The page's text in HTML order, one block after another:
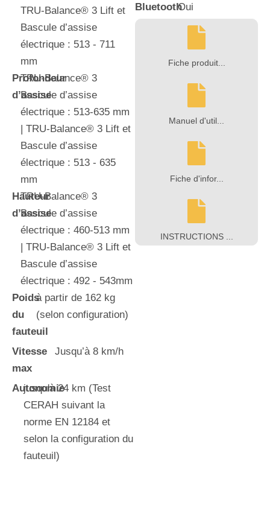
TRU-Balance® 3 Lift et
Bascule d’assise
électrique : 513 - 711
mm
Profondeur
d’assise
TRU-Balance® 3
Bascule d’assise
électrique : 513-635 mm
| TRU-Balance® 3 Lift et
Bascule d’assise
électrique : 513 - 635
mm
Hauteur
d’assise
TRU-Balance® 3
Bascule d’assise
électrique : 460-513 mm
| TRU-Balance® 3 Lift et
Bascule d’assise
électrique : 492 - 543mm
Poids
du
fauteuil
à partir de 162 kg
(selon configuration)
Vitesse
max
Jusqu’à 8 km/h
Autonomie
jusqu'à 24 km (Test
CERAH suivant la
norme EN 12184 et
selon la configuration du
fauteuil)
BluetoothOui
Fiche produit...
Manuel d'util...
Fiche d'infor...
INSTRUCTIONS ...